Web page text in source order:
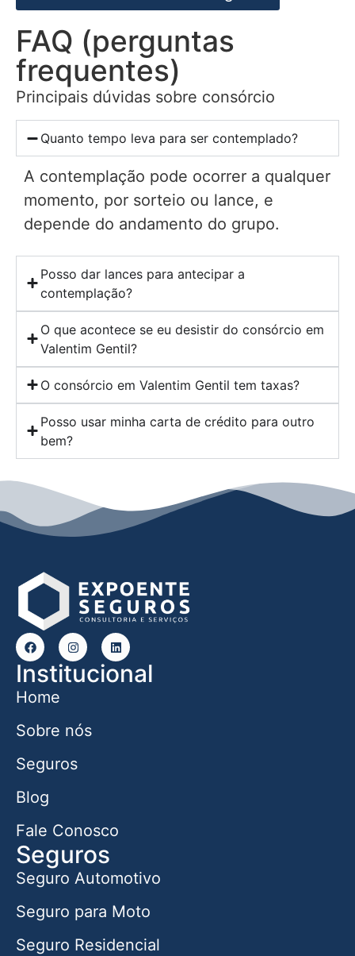
FAQ (perguntas
frequentes)
Principais dúvidas sobre consórcio
Quanto tempo leva para ser contemplado?
A contemplação pode ocorrer a qualquer
momento, por sorteio ou lance, e
depende do andamento do grupo.
Posso dar lances para antecipar a
contemplação?
O que acontece se eu desistir do consórcio em
Valentim Gentil?
O consórcio em Valentim Gentil tem taxas?
Posso usar minha carta de crédito para outro
bem?
Institucional
Home
Sobre nós
Seguros
Blog
Fale Conosco
Seguros
Seguro Automotivo
Seguro para Moto
Seguro Residencial